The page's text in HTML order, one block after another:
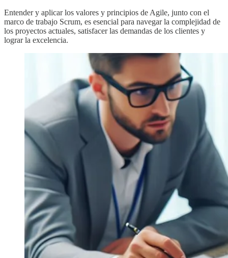
Entender y aplicar los valores y principios de Agile, junto con el
marco de trabajo Scrum, es esencial para navegar la complejidad de
los proyectos actuales, satisfacer las demandas de los clientes y
lograr la excelencia.